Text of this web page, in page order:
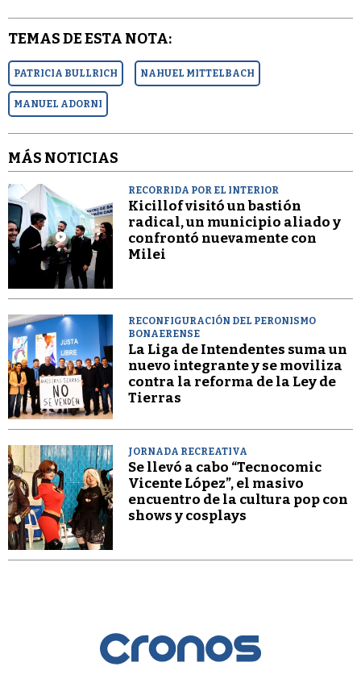
TEMAS DE ESTA NOTA:
PATRICIA BULLRICH NAHUEL MITTELBACH
MANUEL ADORNI
MÁS NOTICIAS
RECORRIDA POR EL INTERIOR
Kicillof visitó un bastión
radical, un municipio aliado y
confrontó nuevamente con
Milei
RECONFIGURACIÓN DEL PERONISMO
BONAERENSE
La Liga de Intendentes suma un
nuevo integrante y se moviliza
contra la reforma de la Ley de
Tierras
JORNADA RECREATIVA
Se llevó a cabo “Tecnocomic
Vicente López”, el masivo
encuentro de la cultura pop con
shows y cosplays